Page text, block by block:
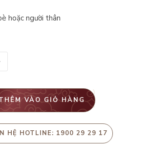
hoặc người thân
VÀO GIỎ HÀNG
HỆ HOTLINE: 1900 29 29 17